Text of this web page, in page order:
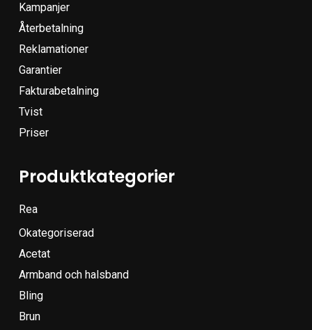
Kampanjer
Återbetalning
Reklamationer
Garantier
Fakturabetalning
Tvist
Priser
Produktkategorier
Rea
Okategoriserad
Acetat
Armband och halsband
Bling
Brun